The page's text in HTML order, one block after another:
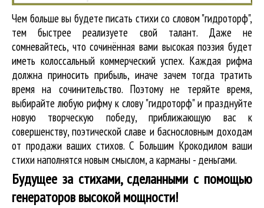
Чем больше вы будете писать стихи со словом "гидроторф",
тем быстрее реализуете свой талант. Даже не
сомневайтесь, что сочинённая вами высокая поэзия будет
иметь колоссальный коммерческий успех. Каждая рифма
должна приносить прибыль, иначе зачем тогда тратить
время на сочинительство. Поэтому не теряйте время,
выбирайте любую рифму к слову "гидроторф" и празднуйте
новую творческую победу, приближающую вас к
совершенству, поэтической славе и баснословным доходам
от продажи ваших стихов. С Большим Крокодилом ваши
стихи наполнятся новым смыслом, а карманы - деньгами.
Будущее за стихами, сделанными с помощью
генераторов высокой мощности!